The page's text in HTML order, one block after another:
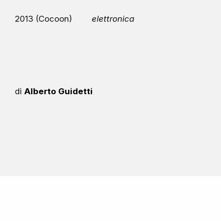
2013 (Cocoon) elettronica
diAlberto Guidetti